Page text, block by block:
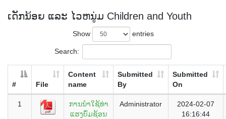
ເດັກນ້ອຍ ແລະ ໄວຫນູ່ມ Children and Youth
Show entries
Search:
# File
Content
name
Submitted
By
Submitted
On
1
ການນໍາໃຊ້ທ່າ
ແຮງບົ່ມຊ້ອນ
Administrator
2024-02-07
16:16:44